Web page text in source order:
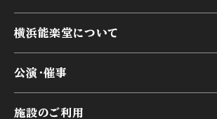
横浜能楽堂について
横浜能楽堂が取り組んだ事業
公演・催事
施設のご利用